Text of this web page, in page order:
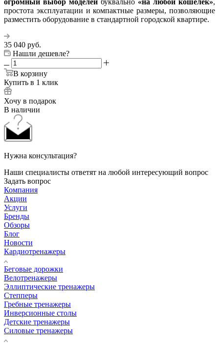
простота эксплуатации и компактные размеры, позволяющие
разместить оборудование в стандартной городской квартире.
35 040 руб.
Нашли дешевле?
В корзину
Купить в 1 клик
Хочу в подарок
В наличии
Нужна консультация?
Наши специалисты ответят на любой интересующий вопрос
Задать вопрос
Компания
Акции
Услуги
Бренды
Обзоры
Блог
Новости
Кардиотренажеры
Беговые дорожки
Велотренажеры
Эллиптические тренажеры
Степперы
Гребные тренажеры
Инверсионные столы
Детские тренажеры
Силовые тренажеры